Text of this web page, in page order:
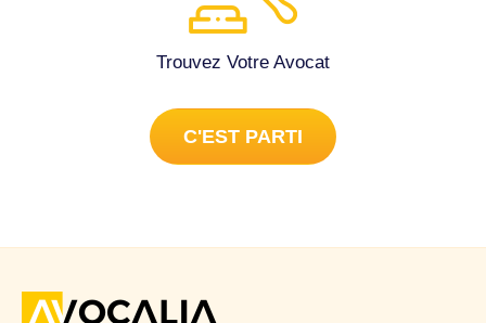
Trouvez Votre Avocat
C'EST PARTI